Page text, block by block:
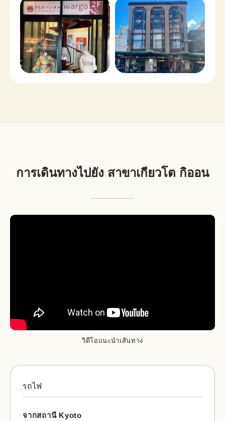
การเดินทางไปยัง สาขาเกียวโต กิออน
วิดีโอแนะนำเส้นทาง
รถไฟ
จากสถานี Kyoto